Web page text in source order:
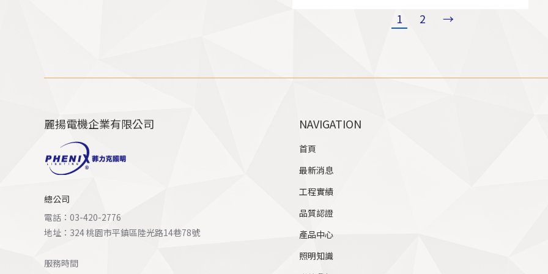
1 2 →
麗揚電機企業有限公司
總公司
電話：03-420-2776
地址：324 桃園市平鎮區陸光路14巷78號
服務時間
NAVIGATION
首頁
最新消息
工程實績
品質認證
產品中心
照明知識